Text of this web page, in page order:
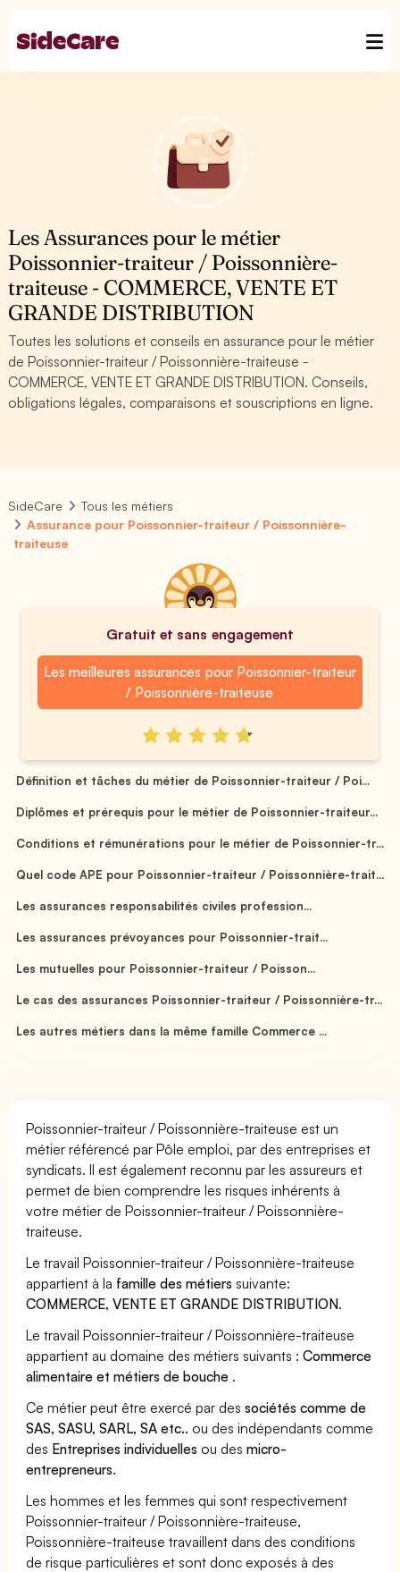
Les Assurances pour le métier
Poissonnier-traiteur / Poissonnière-
traiteuse - COMMERCE, VENTE ET
GRANDE DISTRIBUTION
Toutes les solutions et conseils en assurance pour le métier
de Poissonnier-traiteur / Poissonnière-traiteuse -
COMMERCE, VENTE ET GRANDE DISTRIBUTION. Conseils,
obligations légales, comparaisons et souscriptions en ligne.
SideCare
Tous les métiers
Assurance pour Poissonnier-traiteur / Poissonnière-
traiteuse
Gratuit et sans engagement
Les meilleures assurances pour Poissonnier-traiteur
/ Poissonnière-traiteuse
Définition et tâches du métier de Poissonnier-traiteur / Poi...
Diplômes et prérequis pour le métier de Poissonnier-traiteur...
Conditions et rémunérations pour le métier de Poissonnier-tr...
Quel code APE pour Poissonnier-traiteur / Poissonnière-trait...
Les assurances responsabilités civiles profession...
Les assurances prévoyances pour Poissonnier-trait...
Les mutuelles pour Poissonnier-traiteur / Poisson...
Le cas des assurances Poissonnier-traiteur / Poissonnière-tr...
Les autres métiers dans la même famille Commerce ...
Poissonnier-traiteur / Poissonnière-traiteuse est un
métier référencé par Pôle emploi, par des entreprises et
syndicats. Il est également reconnu par les assureurs et
permet de bien comprendre les risques inhérents à
votre métier de Poissonnier-traiteur / Poissonnière-
traiteuse.
Le travail Poissonnier-traiteur / Poissonnière-traiteuse
appartient à la famille des métiers suivante:
COMMERCE, VENTE ET GRANDE DISTRIBUTION.
Le travail Poissonnier-traiteur / Poissonnière-traiteuse
appartient au domaine des métiers suivants :Commerce
alimentaire et métiers de bouche .
Ce métier peut être exercé par dessociétés comme de
SAS, SASU, SARL, SA etc.. ou des indépendants comme
des Entreprises individuelles ou desmicro-
entrepreneurs.
Les hommes et les femmes qui sont respectivement
Poissonnier-traiteur / Poissonnière-traiteuse,
Poissonnière-traiteuse travaillent dans des conditions
de risque particulières et sont donc exposés à des